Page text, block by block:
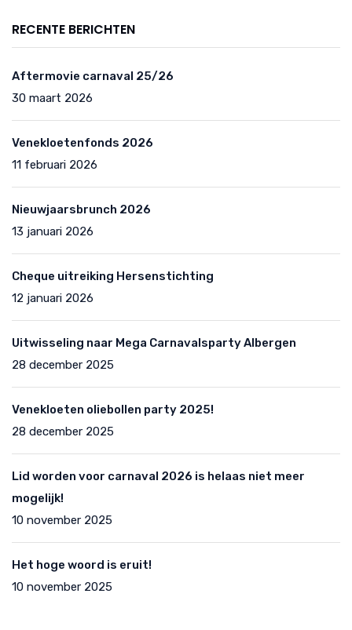
RECENTE BERICHTEN
Aftermovie carnaval 25/26
30 maart 2026
Venekloetenfonds 2026
11 februari 2026
Nieuwjaarsbrunch 2026
13 januari 2026
Cheque uitreiking Hersenstichting
12 januari 2026
Uitwisseling naar Mega Carnavalsparty Albergen
28 december 2025
Venekloeten oliebollen party 2025!
28 december 2025
Lid worden voor carnaval 2026 is helaas niet meer
mogelijk!
10 november 2025
Het hoge woord is eruit!
10 november 2025